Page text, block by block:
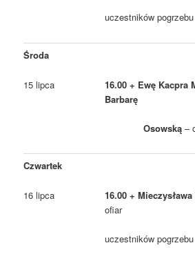
uczestników pogrzebu
Środa
15 lipca
16.00 + Ewę Kacpra
Barbarę
Osowską–
Czwartek
16 lipca 16.00 +
ofiar
uczestników pogrzebu